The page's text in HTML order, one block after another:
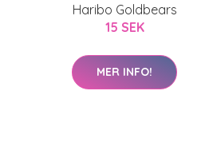
Haribo Goldbears
15 SEK
MER INFO!